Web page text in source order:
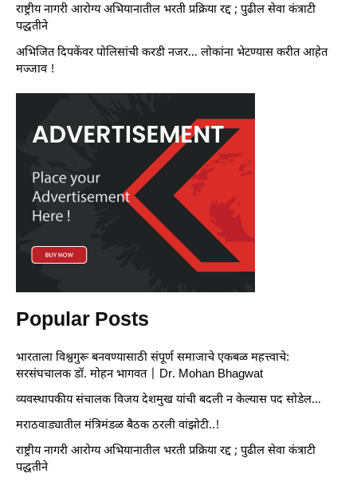
राष्ट्रीय नागरी आरोग्य अभियानातील भरती प्रक्रिया रद्द ; पुढील सेवा कंत्राटी
पद्धतीने
अभिजित दिपकेंवर पोलिसांची करडी नजर… लोकांना भेटण्यास करीत आहेत
मज्जाव !
Popular Posts
भारताला विश्वगुरू बनवण्यासाठी संपूर्ण समाजाचे एकबळ महत्त्वाचे:
सरसंघचालक डॉ. मोहन भागवत | Dr. Mohan Bhagwat
व्यवस्थापकीय संचालक विजय देशमुख यांची बदली न केल्यास पद सोडेल…
मराठवाड्यातील मंत्रिमंडळ बैठक ठरली वांझोटी..!
राष्ट्रीय नागरी आरोग्य अभियानातील भरती प्रक्रिया रद्द ; पुढील सेवा कंत्राटी
पद्धतीने